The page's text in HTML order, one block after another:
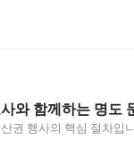
와 함께하는 명도
권 행사의 핵심 절차